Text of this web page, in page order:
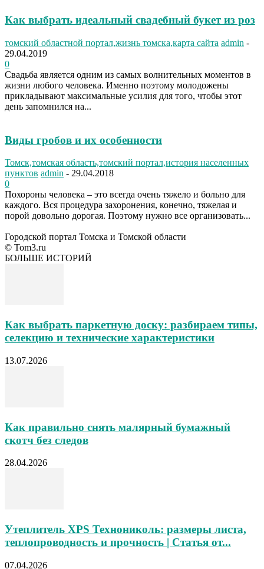
Как выбрать идеальный свадебный букет из роз
томский областной портал,жизнь томска,карта сайта admin -
29.04.2019
0
Свадьба является одним из самых волнительных моментов в
жизни любого человека. Именно поэтому молодожены
прикладывают максимальные усилия для того, чтобы этот
день запомнился на...
Виды гробов и их особенности
Томск,томская область,томский портал,история населенных
пунктов admin - 29.04.2018
0
Похороны человека – это всегда очень тяжело и больно для
каждого. Вся процедура захоронения, конечно, тяжелая и
порой довольно дорогая. Поэтому нужно все организовать...
Городской портал Томска и Томской области
© Tom3.ru
БОЛЬШЕ ИСТОРИЙ
Как выбрать паркетную доску: разбираем типы,
селекцию и технические характеристики
13.07.2026
Как правильно снять малярный бумажный
скотч без следов
28.04.2026
Утеплитель XPS Технониколь: размеры листа,
теплопроводность и прочность | Статья от...
07.04.2026